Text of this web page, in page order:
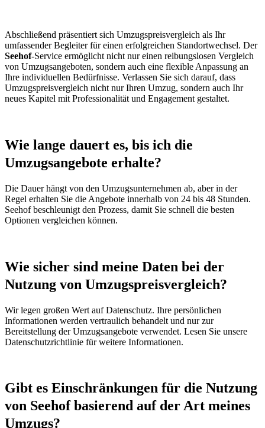
Abschließend präsentiert sich Umzugspreisvergleich als Ihr
umfassender Begleiter für einen erfolgreichen Standortwechsel. Der
Seehof-Service ermöglicht nicht nur einen reibungslosen Vergleich
von Umzugsangeboten, sondern auch eine flexible Anpassung an
Ihre individuellen Bedürfnisse. Verlassen Sie sich darauf, dass
Umzugspreisvergleich nicht nur Ihren Umzug, sondern auch Ihr
neues Kapitel mit Professionalität und Engagement gestaltet.
Wie lange dauert es, bis ich die
Umzugsangebote erhalte?
Die Dauer hängt von den Umzugsunternehmen ab, aber in der
Regel erhalten Sie die Angebote innerhalb von 24 bis 48 Stunden.
Seehof beschleunigt den Prozess, damit Sie schnell die besten
Optionen vergleichen können.
Wie sicher sind meine Daten bei der
Nutzung von Umzugspreisvergleich?
Wir legen großen Wert auf Datenschutz. Ihre persönlichen
Informationen werden vertraulich behandelt und nur zur
Bereitstellung der Umzugsangebote verwendet. Lesen Sie unsere
Datenschutzrichtlinie für weitere Informationen.
Gibt es Einschränkungen für die Nutzung
von Seehof basierend auf der Art meines
Umzugs?